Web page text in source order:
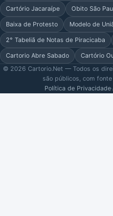
Cartório Jacaraípe Obito São
Baixa de Protesto Modelo de
2° Tabeliã de Notas de Piracicaba
Cartorio Abre Sabado
Cartório
© 2026 Cartorio.Net — Todos os
são públicos, com
Política de Privacidade·